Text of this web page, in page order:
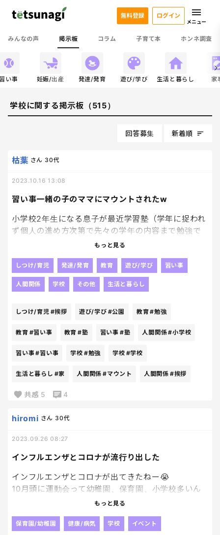
みんなの声 掲示板 コラム 子育て本 ホンネ調査
無料登録 ログイン
メニュー
い事 妊娠/出産 発達/発育 遊び/学び 生活と暮らし 家
学校に関する掲示板（515）
回答募集 新着順
習い事一緒の子のママにマウントされたw
枯葉 さん 30代
2023.10.16 13:08
小学校2年生になる息子が最近学習塾（学年に捉われ
ず個人の進め方次第で先々の学年の内容まで勉強で
きる仕組み）に週一回だけ通っている。今日たまた
同じ学年の同じ学習塾に行く子（M君）とそのママに
バッタリ出くわした。軽く挨拶して息子たちに目を
やりながら案の定立ち話になった。うちの息子はか
きは悪く、始めから器用にこなしていけるタイプで
で、M君ママは息子のことが鼻高々だったのかな？う
ちの息子がいま学習塾でやっている内容を根掘り葉
早々に気がついたのか、M君がそれぞれの教科で今ど
として詳しく話し始めた。。。
で楽しく勉強していくからどうか何の罪もない他の
まったよ笑。私、余裕のない女だわ。ダサいわ。も
っと精進しなきゃダメね。
もっと見る
しつけ/育児 発達/発育 教育 遊び/学び 習い事
人間関係 学校 その他 生活と暮らし
しつけ/育児 #挨拶 遊び/学び #公園 教育#勉強
教育 #習い事 教育 #塾 習い事 #塾 人間関係#小学校
習い事#習い事 学校 #勉強 学校 #学校
生活と暮らし #家 人間関係 #マウント 人間関係 #挨拶
共感 5 4
インフルエンザとコロナが流行り出した
hiromi さん 30代
2023.09.26 08:27
インフルエンザとコロナが出てきたねー😭
10月頭に運動会って幼稚園、保育園、小学校多いん
ではないかと不安だな😢
もっと見る
保育園/幼稚園 健康/病気 学校 イベント